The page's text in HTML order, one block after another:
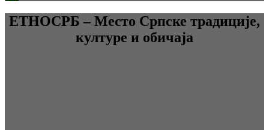
ЕТНОСРБ – Место Српске традиције,
културе и обичаја